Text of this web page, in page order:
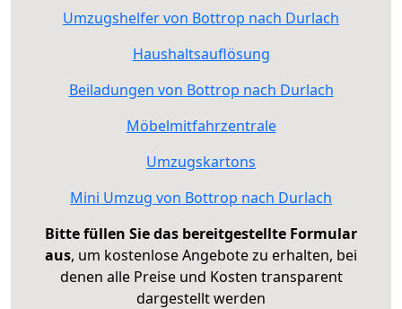
Umzugshelfer von Bottrop nach Durlach
Haushaltsauflösung
Beiladungen von Bottrop nach Durlach
Möbelmitfahrzentrale
Umzugskartons
Mini Umzug von Bottrop nach Durlach
Bitte füllen Sie das bereitgestellte Formular
aus, um kostenlose Angebote zu erhalten, bei
denen alle Preise und Kosten transparent
dargestellt werden